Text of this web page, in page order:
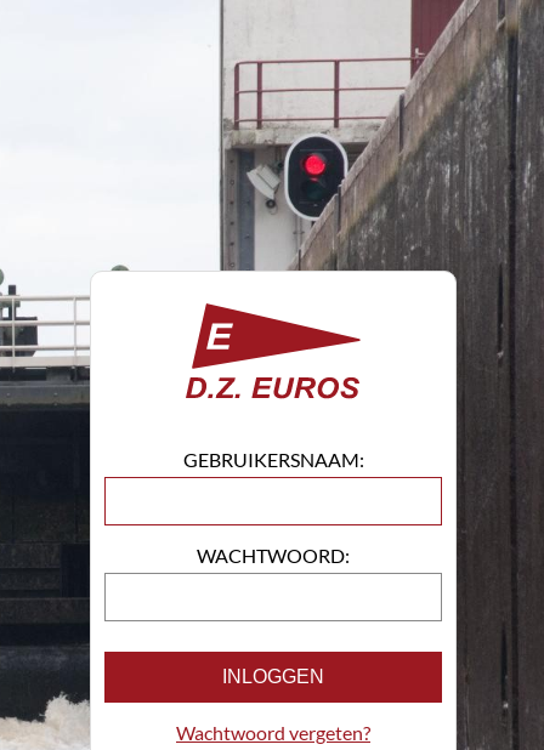
GEBRUIKERSNAAM:
WACHTWOORD:
INLOGGEN
Wachtwoord vergeten?